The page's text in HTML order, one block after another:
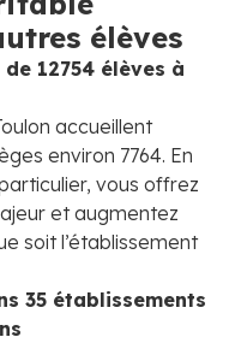
élèves
12754 élèves à
accueillent
environ 7764. En
vous offrez
et augmentez
soit l’établissement
35 établissements